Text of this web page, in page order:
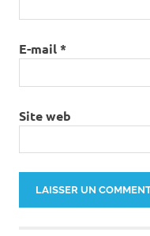
E-mail*
Site web